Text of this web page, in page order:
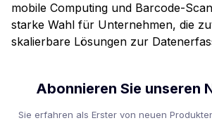
mobile Computing und Barcode-
starke Wahl für Unternehmen, die
skalierbare Lösungen zur
Abonnieren Sie unseren
Sie erfahren als Erster von neuen